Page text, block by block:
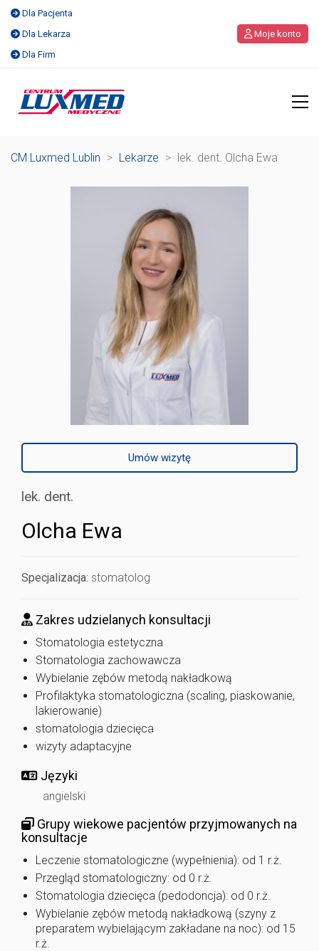
Dla Pacjenta
Dla Lekarza
Dla Firm
Moje konto
CM Luxmed Lublin > Lekarze > lek. dent. Olcha Ewa
Umów wizytę
lek. dent.
Olcha Ewa
Specjalizacja: stomatolog
Zakres udzielanych konsultacji
Stomatologia estetyczna
Stomatologia zachowawcza
Wybielanie zębów metodą nakładkową
Profilaktyka stomatologiczna (scaling, piaskowanie,
lakierowanie)
stomatologia dziecięca
wizyty adaptacyjne
Języki
angielski
Grupy wiekowe pacjentów przyjmowanych na
konsultacje
Leczenie stomatologiczne (wypełnienia): od 1 r.ż.
Przegląd stomatologiczny: od 0 r.ż.
Stomatologia dziecięca (pedodoncja): od 0 r.ż.
Wybielanie zębów metodą nakładkową (szyny z
preparatem wybielającym zakładane na noc): od 15
r.ż.